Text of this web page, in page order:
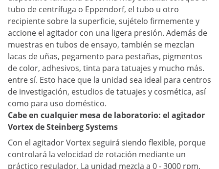
tubo de centrífuga o Eppendorf, el tubo u otro
recipiente sobre la superficie, sujételo firmemente y
accione el agitador con una ligera presión. Además de
muestras en tubos de ensayo, también se mezclan
lacas de uñas, pegamento para pestañas, pigmentos
de color, adhesivos, tinta para tatuajes y mucho más.
entre sí. Esto hace que la unidad sea ideal para centros
de investigación, estudios de tatuajes y cosmética, así
como para uso doméstico.
Cabe en cualquier mesa de laboratorio: el agitador
Vortex de Steinberg Systems
Con el agitador Vortex seguirá siendo flexible, porque
controlará la velocidad de rotación mediante un
práctico regulador. La unidad mezcla a 0 - 3000 rpm.